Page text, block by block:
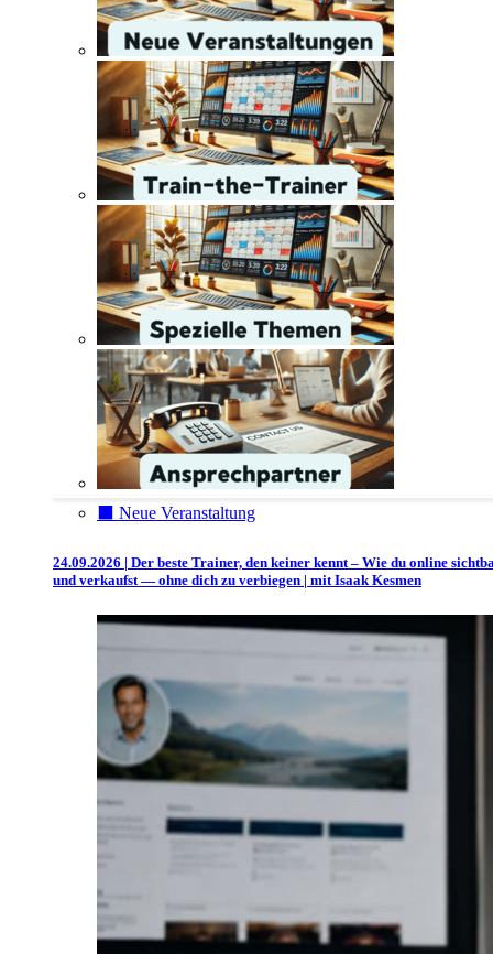
⬛️ Neue Veranstaltung
24.09.2026 | Der beste Trainer, den keiner kennt – Wie du online
und verkaufst — ohne dich zu verbiegen | mit Isaak Kesmen